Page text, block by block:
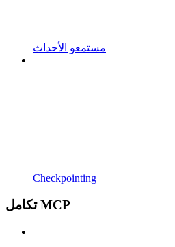
مستمعو الأحداث
Checkpointing
تكامل MCP